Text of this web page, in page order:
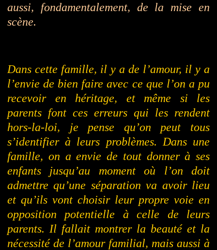
aussi, fondamentalement, de la mise en
scène.
Dans cette famille, il y a de l’amour, il y a
l’envie de bien faire avec ce que l’on a pu
recevoir en héritage, et même si les
parents font ces erreurs qui les rendent
hors-la-loi, je pense qu’on peut tous
s’identifier à leurs problèmes. Dans une
famille, on a envie de tout donner à ses
enfants jusqu’au moment où l’on doit
admettre qu’une séparation va avoir lieu
et qu’ils vont choisir leur propre voie en
opposition potentielle à celle de leurs
parents. Il fallait montrer la beauté et la
nécessité de l’amour familial, mais aussi à